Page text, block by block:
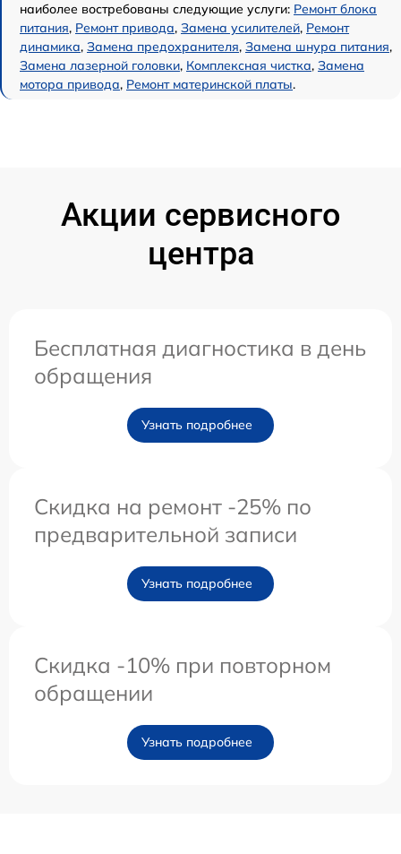
наиболее востребованы следующие услуги: Ремонт блока
питания, Ремонт привода, Замена усилителей, Ремонт
динамика, Замена предохранителя, Замена шнура питания,
Замена лазерной головки, Комплексная чистка, Замена
мотора привода, Ремонт материнской платы.
Акции сервисного
центра
Бесплатная диагностика в день
обращения
Узнать подробнее
Скидка на ремонт -25% по
предварительной записи
Узнать подробнее
Скидка -10% при повторном
обращении
Узнать подробнее